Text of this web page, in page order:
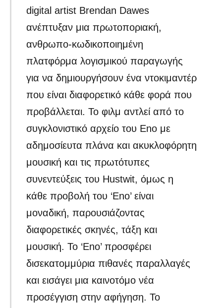
digital artist Brendan Dawes
ανέπτυξαν μια πρωτοποριακή,
ανθρωπο-κωδικοποιημένη
πλατφόρμα λογισμικού παραγωγής
για να δημιουργήσουν ένα ντοκιμαντέρ
που είναι διαφορετικό κάθε φορά που
προβάλλεται. Το φιλμ αντλεί από το
συγκλονιστικό αρχείο του Eno με
αδημοσίευτα πλάνα και ακυκλοφόρητη
μουσική και τις πρωτότυπες
συνεντεύξεις του Hustwit, όμως η
κάθε προβολή του ‘Eno’ είναι
μοναδική, παρουσιάζοντας
διαφορετικές σκηνές, τάξη και
μουσική. Το ‘Eno’ προσφέρει
δισεκατομμύρια πιθανές παραλλαγές
και εισάγει μια καινοτόμο νέα
προσέγγιση στην αφήγηση. Το